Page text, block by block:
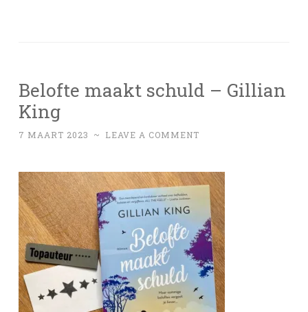
Belofte maakt schuld – Gillian
King
7 MAART 2023 ~ LEAVE A COMMENT